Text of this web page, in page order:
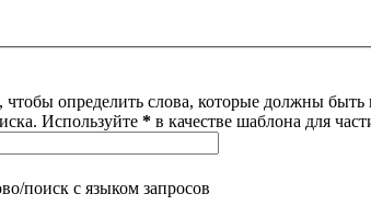
, чтобы определить слова, которые должны быть
Используйте * в качестве шаблона для
поиск с языком запросов